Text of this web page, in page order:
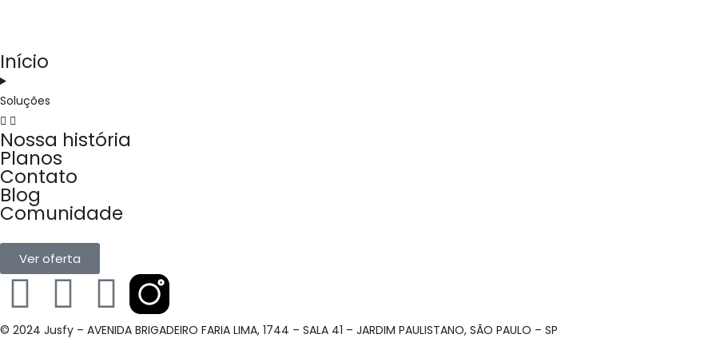
Início
Soluções
Nossa história
Planos
Contato
Blog
Comunidade
Ver oferta
© 2024 Jusfy – AVENIDA BRIGADEIRO FARIA LIMA, 1744 – SALA 41 – JARDIM PAULISTANO, SÃO PAULO – SP